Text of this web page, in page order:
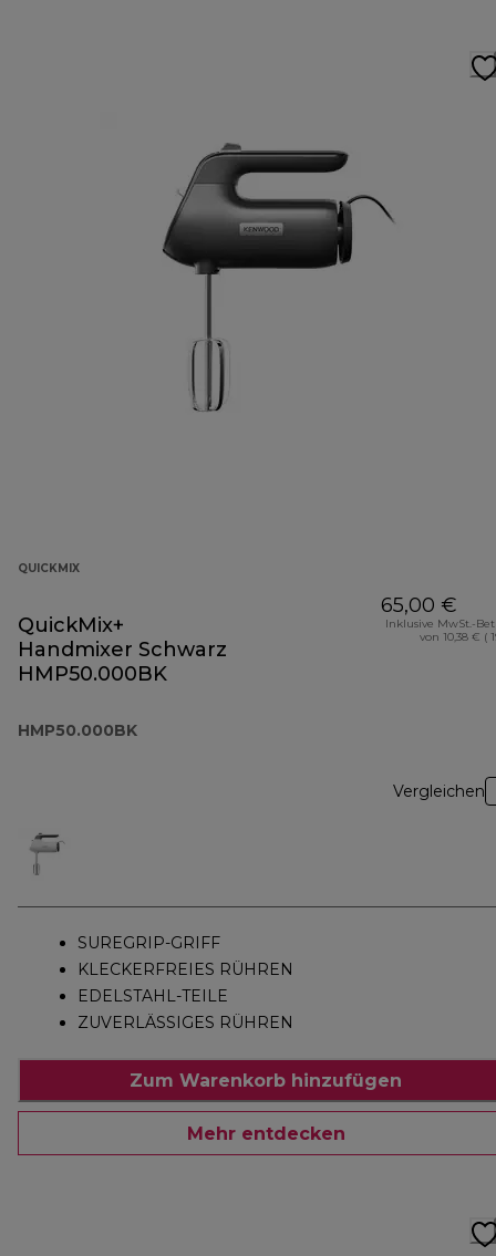
QUICKMIX
QuickMix+
Handmixer Schwarz
HMP50.000BK
HMP50.000BK
65,00 €
Inklusive MwSt.-
von 10,38 € (
Vergleichen
SUREGRIP-GRIFF
KLECKERFREIES RÜHREN
EDELSTAHL-TEILE
ZUVERLÄSSIGES RÜHREN
Zum Warenkorb hinzufügen
Mehr entdecken